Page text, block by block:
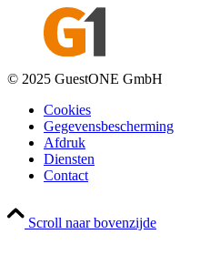
© 2025 GuestONE GmbH
Cookies
Gegevensbescherming
Afdruk
Diensten
Contact
Scroll naar bovenzijde